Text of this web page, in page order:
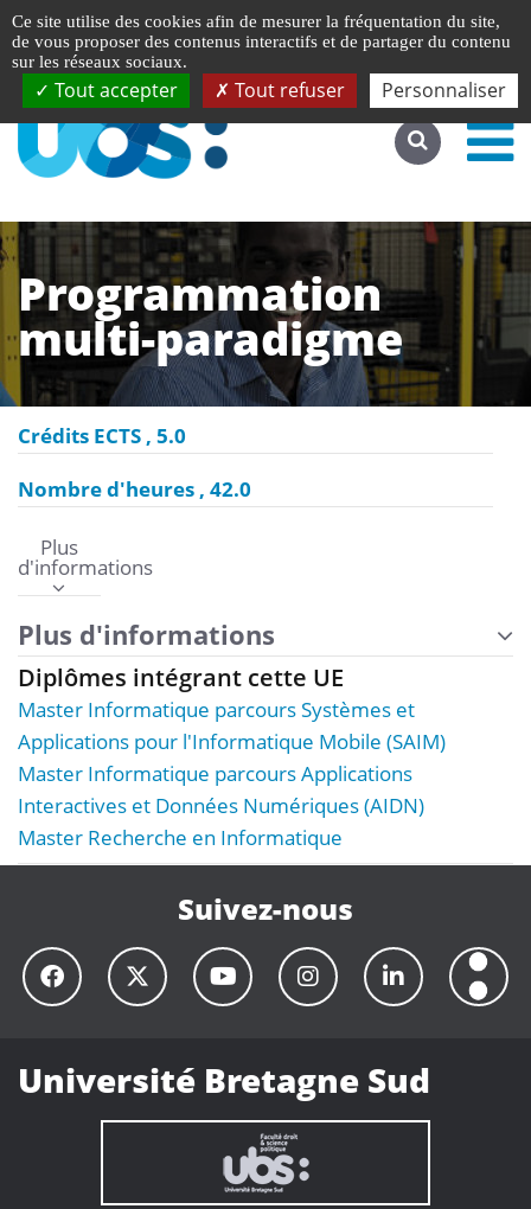
Accéder au site complet English
Programmation
multi-paradigme
Crédits ECTS 5.0
Nombre d'heures 42.0
Plus
d'informations
Plus d'informations
Diplômes intégrant cette UE
Master Informatique parcours Systèmes et
Applications pour l'Informatique Mobile (SAIM)
Master Informatique parcours Applications
Interactives et Données Numériques (AIDN)
Master Recherche en Informatique
Suivez-nous
Université Bretagne Sud
Ce site utilise des cookies afin de mesurer la fréquentation du site,
de vous proposer des contenus interactifs et de partager du contenu
sur les réseaux sociaux.
Tout accepter Tout refuser Personnaliser